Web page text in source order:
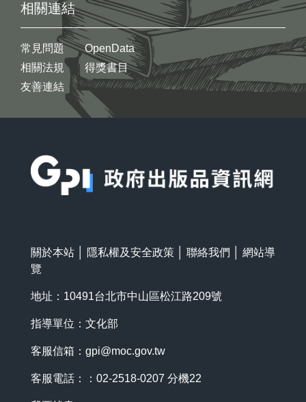
相關連結
常見問題
相關法規
友善連結
OpenData
得獎書目
關於本站 隱私權及安全政策 聯絡我們
網站導
覽
地址：10491台北市中山區松江路209號
指導單位：文化部
客服信箱： gpi@moc.gov.tw
客服電話：：02-2518-0207 分機22